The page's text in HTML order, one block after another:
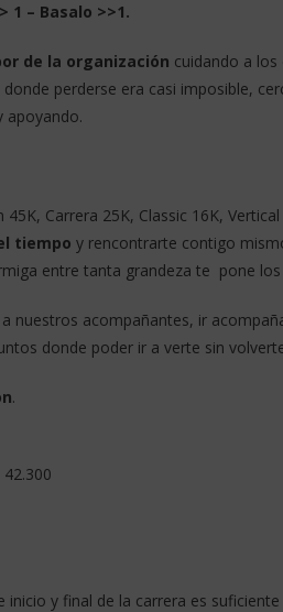
1 – Basalo >>1.
de la organización cuidando a
donde perderse era casi imposible,
apoyando.
Carrera 25K, Classic 16K,
tiempo y rencontrarte contigo
entre tanta grandeza te pone
nuestros acompañantes, ir
donde poder ir a verte sin
.
inicio y final de la carrera es